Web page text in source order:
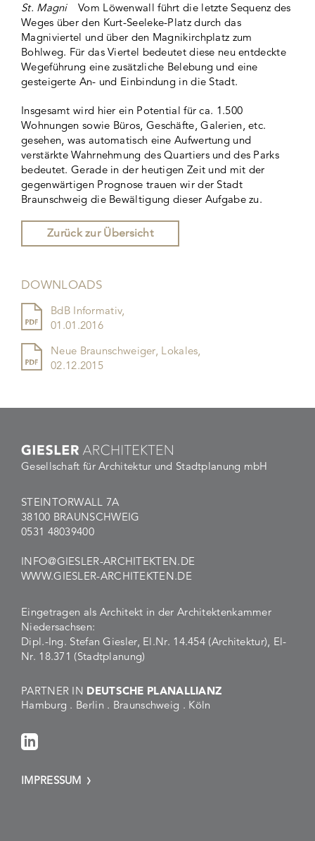
St. MagniVom Löwenwall führt die letzte Sequenz des
Weges über den Kurt-Seeleke-Platz durch das
Magniviertel und über den Magnikirchplatz zum
Bohlweg. Für das Viertel bedeutet diese neu entdeckte
Wegeführung eine zusätzliche Belebung und eine
gesteigerte An- und Einbindung in die Stadt.
Insgesamt wird hier ein Potential für ca. 1.500
Wohnungen sowie Büros, Geschäfte, Galerien, etc.
gesehen, was automatisch eine Aufwertung und
verstärkte Wahrnehmung des Quartiers und des Parks
bedeutet. Gerade in der heutigen Zeit und mit der
gegenwärtigen Prognose trauen wir der Stadt
Braunschweig die Bewältigung dieser Aufgabe zu.
Zurück zur Übersicht
DOWNLOADS
BdB Informativ,
01.01.2016
Neue Braunschweiger, Lokales,
02.12.2015
Gesellschaft für Architektur und Stadtplanung mbH
STEINTORWALL 7A
38100 BRAUNSCHWEIG
0531 48039400
INFO@GIESLER-ARCHITEKTEN.DE
WWW.GIESLER-ARCHITEKTEN.DE
Eingetragen als Architekt in der Architektenkammer
Niedersachsen:
Dipl.-Ing. Stefan Giesler, El.Nr. 14.454 (Architektur), El-
Nr. 18.371 (Stadtplanung)
PARTNER IN DEUTSCHE PLANALLIANZ
Hamburg . Berlin . Braunschweig . Köln
IMPRESSUM